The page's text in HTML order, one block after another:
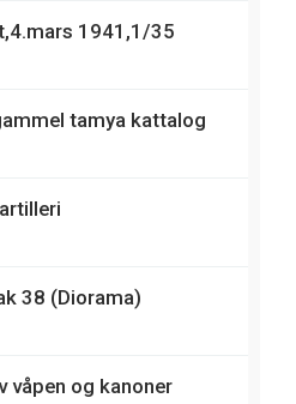
1941,1/35
tamya kattalog
38 (Diorama)
våpen og kanoner